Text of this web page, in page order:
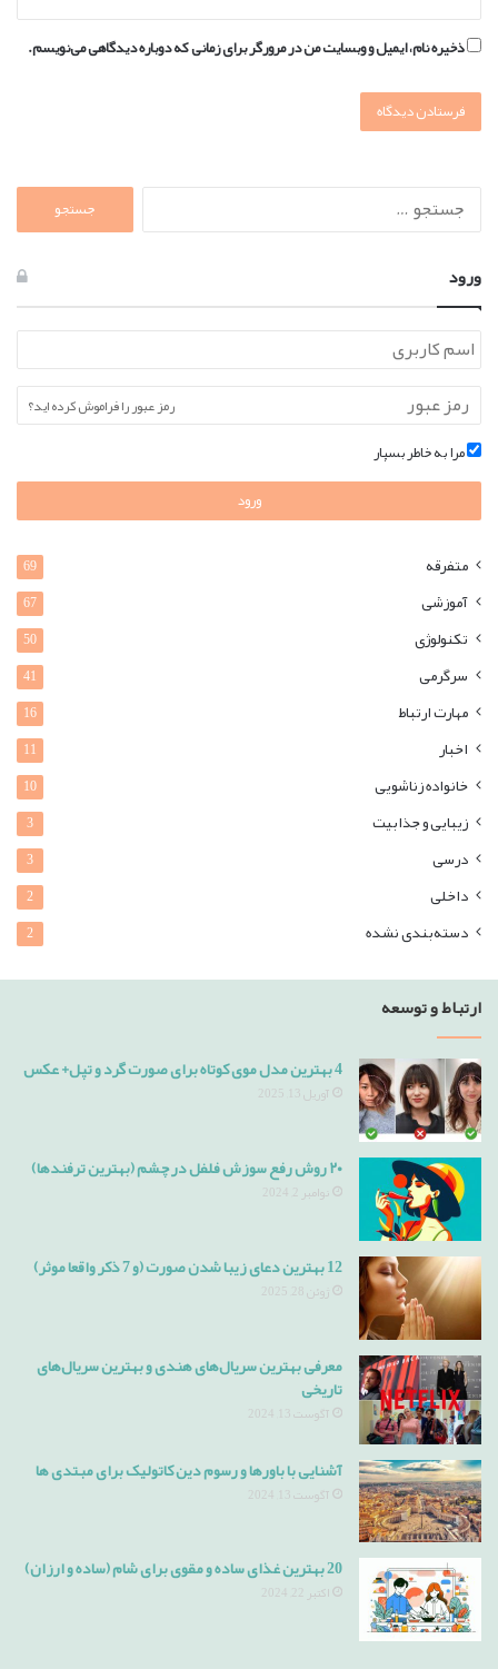
ذخیره نام، ایمیل و وبسایت من در مرورگر برای زمانی که دوباره دیدگاهی می‌نویسم.
جستجو
ورود
رمز عبور را فراموش کرده اید؟
مرا به خاطر بسپار
ورود
متفرقه 69
آموزشی 67
تکنولوژی 50
سرگرمی 41
مهارت ارتباط 16
اخبار 11
خانواده زناشویی 10
زیبایی و جذابیت 3
درسی 3
داخلی 2
دسته‌بندی نشده 2
ارتباط و توسعه
4 بهترین مدل موی کوتاه برای صورت گرد و تپل+ عکس
آوریل 13, 2025
۲۰ روش رفع سوزش فلفل در چشم (بهترین ترفندها)
نوامبر 2, 2024
12 بهترین دعای زیبا شدن صورت (و 7 ذکر واقعا موثر)
ژوئن 28, 2025
معرفی بهترین سریال‌های هندی و بهترین سریال‌های
تاریخی
آگوست 13, 2024
آشنایی با باورها و رسوم دین کاتولیک برای مبتدی ها
آگوست 13, 2024
20 بهترین غذای ساده و مقوی برای شام (ساده و ارزان)
اکتبر 22, 2024